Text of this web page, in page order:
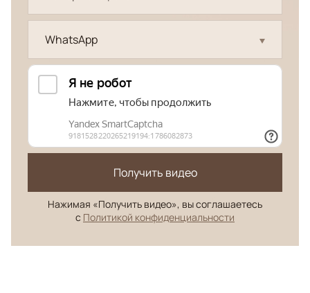
WhatsApp
Получить видео
Нажимая «Получить видео», вы соглашаетесь
с Политикой конфиденциальности